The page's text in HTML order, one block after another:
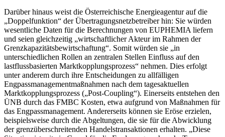
Darüber hinaus weist die Österreichische Energieagentur auf die
„Doppelfunktion“ der Übertragungsnetzbetreiber hin: Sie würden
wesentliche Daten für die Berechnungen von EUPHEMIA liefern
und seien gleichzeitig „wirtschaftlicher Akteur im Rahmen der
Grenzkapazitätsbewirtschaftung“. Somit würden sie „in
unterschiedlichen Rollen an zentralen Stellen Einfluss auf den
lastflussbasierten Marktkopplungsprozess“ nehmen. Dies erfolgt
unter anderem durch ihre Entscheidungen zu allfälligen
Engpassmanagementmaßnahmen nach dem tagesaktuellen
Marktkopplungsprozess („Post-Coupling“). Einerseits entstehen den
ÜNB durch das FMBC Kosten, etwa aufgrund von Maßnahmen für
das Engpassmanagement. Andererseits können sie Eröse erzielen,
beispielsweise durch die Abgeltungen, die sie für die Abwicklung
der grenzüberschreitenden Handelstransaktionen erhalten. „Diese